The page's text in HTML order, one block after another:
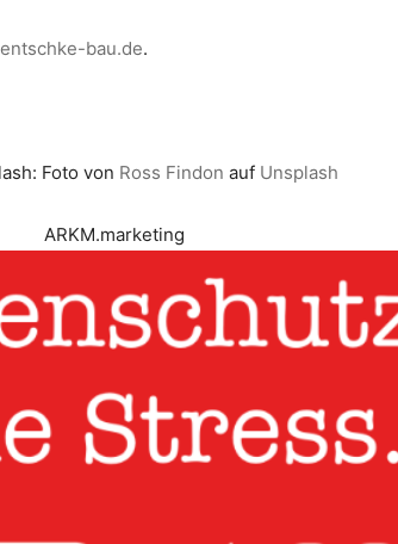
bau.de.
Foto von Ross Findon auf Unsplash
ARKM.marketing